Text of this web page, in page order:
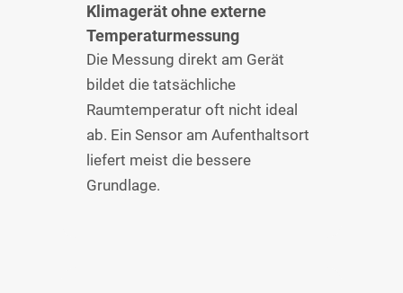
Klimagerät ohne externe
Temperaturmessung
Die Messung direkt am Gerät
bildet die tatsächliche
Raumtemperatur oft nicht ideal
ab. Ein Sensor am Aufenthaltsort
liefert meist die bessere
Grundlage.